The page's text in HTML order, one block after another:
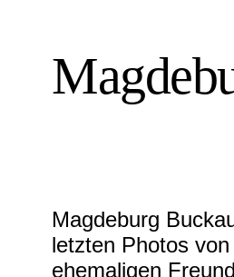
Magdeburg
letzten Photos
ehemaligen